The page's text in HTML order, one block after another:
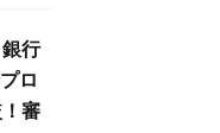
行
ロ
審